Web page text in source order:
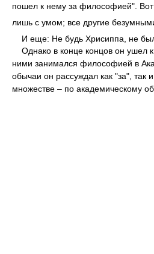
пошел к нему за философией".
лишь с умом; все другие
И еще: Не будь Хрисиппа, не
Однако в конце концов он ушел
ними занимался философией в
обычаи он рассуждал как "за", так
множестве – по академическому